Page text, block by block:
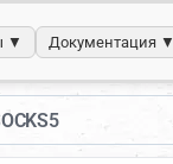
▼ Документация ▼